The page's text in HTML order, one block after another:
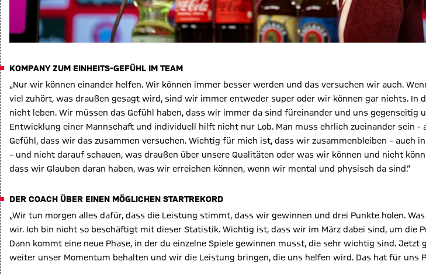
KOMPANY ZUM EINHEITS-GEFÜHL IM TEAM
„Nur wir können einander helfen. Wir können immer besser werden und das versuchen wir auch.
viel zuhört, was draußen gesagt wird, sind wir immer entweder super oder wir können gar nichts. In
nicht leben. Wir müssen das Gefühl haben, dass wir immer da sind füreinander und uns gegenseitig
Entwicklung einer Mannschaft und individuell hilft nicht nur Lob. Man muss ehrlich zueinander sein -
Gefühl, dass wir das zusammen versuchen. Wichtig für mich ist, dass wir zusammenbleiben – auch
– und nicht darauf schauen, was draußen über unsere Qualitäten oder was wir können und nicht
dass wir Glauben daran haben, was wir erreichen können, wenn wir mental und physisch da sind.“
DER COACH ÜBER EINEN MÖGLICHEN STARTREKORD
„Wir tun morgen alles dafür, dass die Leistung stimmt, dass wir gewinnen und drei Punkte holen.
wir. Ich bin nicht so beschäftigt mit dieser Statistik. Wichtig ist, dass wir im März dabei sind, um die
Dann kommt eine neue Phase, in der du einzelne Spiele gewinnen musst, die sehr wichtig sind. Jetzt
weiter unser Momentum behalten und wir die Leistung bringen, die uns helfen wird. Das hat für uns